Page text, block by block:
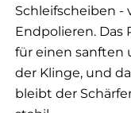
Schleifscheiben -
Endpolieren. Das
für einen sanften
der Klinge, und
bleibt der